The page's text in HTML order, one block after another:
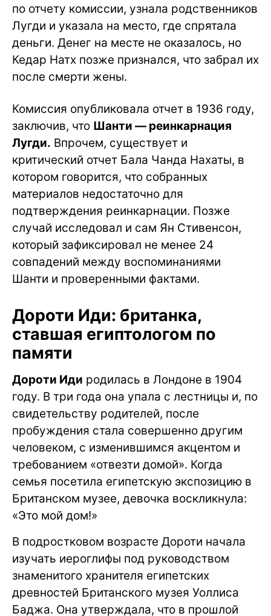
по отчету комиссии, узнала родственников
Лугди и указала на место, где спрятала
деньги. Денег на месте не оказалось, но
Кедар Натх позже признался, что забрал их
после смерти жены.
Комиссия опубликовала отчет в 1936 году,
заключив, что Шанти — реинкарнация
Лугди. Впрочем, существует и
критический отчет Бала Чанда Нахаты, в
котором говорится, что собранных
материалов недостаточно для
подтверждения реинкарнации. Позже
случай исследовал и сам Ян Стивенсон,
который зафиксировал не менее 24
совпадений между воспоминаниями
Шанти и проверенными фактами.
Дороти Иди: британка,
ставшая египтологом по
памяти
Дороти Иди родилась в Лондоне в 1904
году. В три года она упала с лестницы и, по
свидетельству родителей, после
пробуждения стала совершенно другим
человеком, с изменившимся акцентом и
требованием «отвезти домой». Когда
семья посетила египетскую экспозицию в
Британском музее, девочка воскликнула:
«Это мой дом!»
В подростковом возрасте Дороти начала
изучать иероглифы под руководством
знаменитого хранителя египетских
древностей Британского музея Уоллиса
Баджа. Она утверждала, что в прошлой